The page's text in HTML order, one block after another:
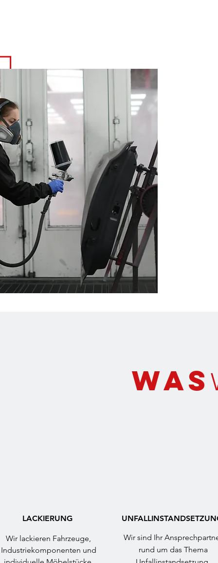
LACKIERUNG
Wir lackieren Fahrzeuge,
Industriekomponenten und
Was
Wir sind Ihr
rund um das Thema